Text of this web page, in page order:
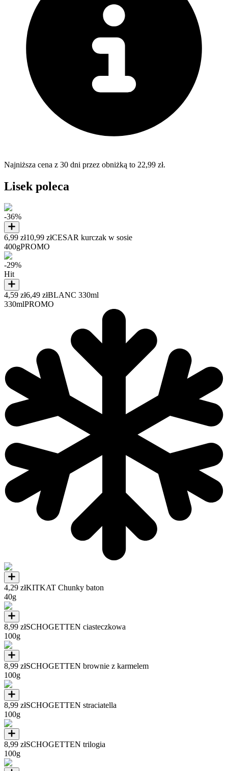
Najniższa cena z 30 dni przez obniżką to 22,99 zł.
Lisek poleca
-36%
6,99 zł10,99 złCESAR kurczak w sosie
400gPROMO
-29%
Hit
4,59 zł6,49 złBLANC 330ml
330mlPROMO
4,29 złKITKAT Chunky baton
40g
8,99 złSCHOGETTEN ciasteczkowa
100g
8,99 złSCHOGETTEN brownie z karmelem
100g
8,99 złSCHOGETTEN straciatella
100g
8,99 złSCHOGETTEN trilogia
100g